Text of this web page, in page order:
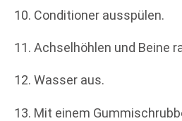
10. Conditioner ausspülen.
11. Achselhöhlen und Beine
12. Wasser aus.
13. Mit einem